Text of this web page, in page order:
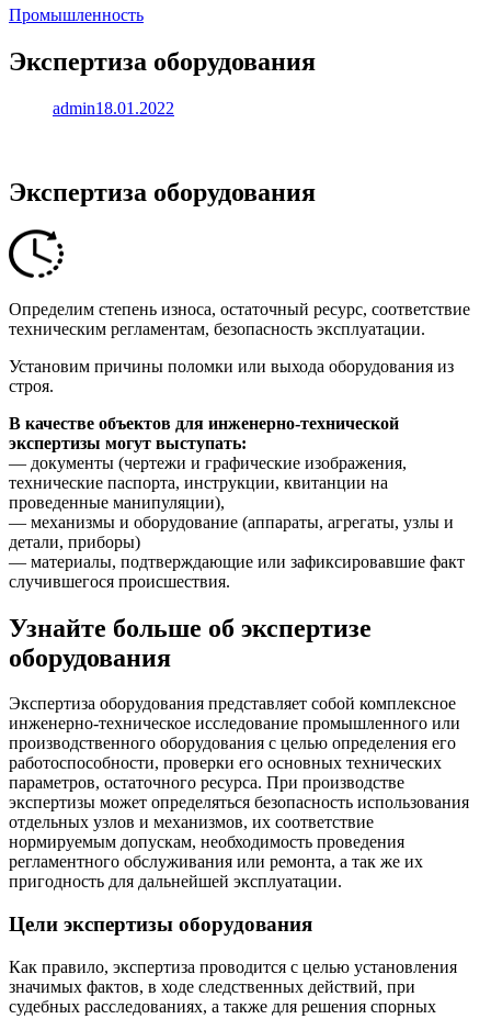
Промышленность
Экспертиза оборудования
admin18.01.2022
Экспертиза оборудования
Определим степень износа, остаточный ресурс, соответствие
техническим регламентам, безопасность эксплуатации.
Установим причины поломки или выхода оборудования из
строя.
В качестве объектов для инженерно-технической
экспертизы могут выступать:
— документы (чертежи и графические изображения,
технические паспорта, инструкции, квитанции на
проведенные манипуляции),
— механизмы и оборудование (аппараты, агрегаты, узлы и
детали, приборы)
— материалы, подтверждающие или зафиксировавшие факт
случившегося происшествия.
Узнайте больше об экспертизе
оборудования
Экспертиза оборудования представляет собой комплексное
инженерно-техническое исследование промышленного или
производственного оборудования с целью определения его
работоспособности, проверки его основных технических
параметров, остаточного ресурса. При производстве
экспертизы может определяться безопасность использования
отдельных узлов и механизмов, их соответствие
нормируемым допускам, необходимость проведения
регламентного обслуживания или ремонта, а так же их
пригодность для дальнейшей эксплуатации.
Цели экспертизы оборудования
Как правило, экспертиза проводится с целью установления
значимых фактов, в ходе следственных действий, при
судебных расследованиях, а также для решения спорных